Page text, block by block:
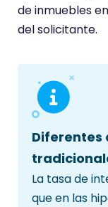
de inmuebles
del solicitante.
Diferentes
La tasa de
que en las